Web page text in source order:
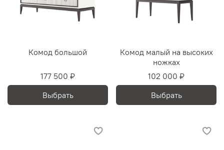
Комод большой
177 500 ₽
Выбрать
Комод малый на высоких
ножках
102 000 ₽
Выбрать